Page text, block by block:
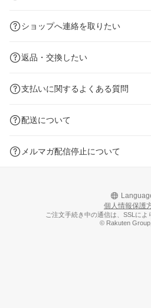
ショップへ連絡を取りたい
返品・交換したい
支払いに関するよくある質問
配送について
メルマガ配信停止について
個人情報保護
ご注文手続き中の通信は、SSLによ
© Rakuten